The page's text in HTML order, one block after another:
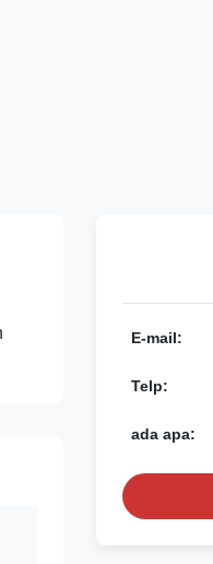
E-mail:
Telp:
ada apa: